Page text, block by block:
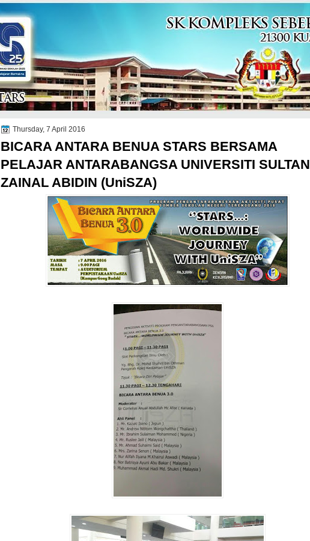
Thursday, 7 April 2016
BICARA ANTARA BENUA STARS BERSAMA
PELAJAR ANTARABANGSA UNIVERSITI SULTAN
ZAINAL ABIDIN (UniSZA)